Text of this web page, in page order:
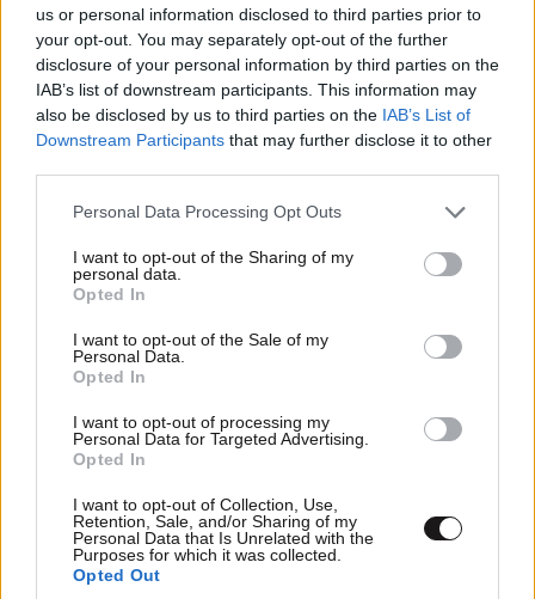
us or personal information disclosed to third parties prior to
your opt-out. You may separately opt-out of the further
disclosure of your personal information by third parties on the
IAB’s list of downstream participants. This information may
also be disclosed by us to third parties on the IAB’s List of
Downstream Participants that may further disclose it to other
Please note that this website/app uses one or more Google
not limited to your visit or usage behaviour. You may click to
grant or deny consent to Google and its third-party tags to
use your data for below specified purposes in below Google
consent section.
Personal Data Processing Opt Outs
I want to opt-out of the Sharing of my
personal data.
Opted In
I want to opt-out of the Sale of my
Personal Data.
Opted In
I want to opt-out of processing my
Personal Data for Targeted Advertising.
Opted In
I want to opt-out of Collection, Use,
Retention, Sale, and/or Sharing of my
Personal Data that Is Unrelated with the
Purposes for which it was collected.
Opted Out
ΣΚΑΪ: Τέλος συνεργασίας με τον διευθύνοντα
«Έτερος Εγώ»: Όσα θα δούμε την επόμενη